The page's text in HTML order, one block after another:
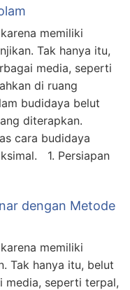
memiliki
Tak hanya itu,
media, seperti
di ruang
budidaya belut
diterapkan.
cara budidaya
1. Persiapan
dengan Metode
memiliki
Tak hanya itu, belut
media, seperti terpal,